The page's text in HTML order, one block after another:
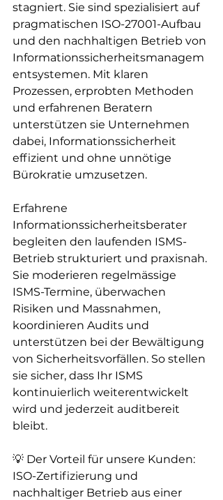
stagniert. Sie sind spezialisiert auf
pragmatischen ISO-27001-Aufbau
und den nachhaltigen Betrieb von
Informationssicherheitsmanagem
entsystemen. Mit klaren
Prozessen, erprobten Methoden
und erfahrenen Beratern
unterstützen sie Unternehmen
dabei, Informationssicherheit
effizient und ohne unnötige
Bürokratie umzusetzen.
Erfahrene
Informationssicherheitsberater
begleiten den laufenden ISMS-
Betrieb strukturiert und praxisnah.
Sie moderieren regelmässige
ISMS-Termine, überwachen
Risiken und Massnahmen,
koordinieren Audits und
unterstützen bei der Bewältigung
von Sicherheitsvorfällen. So stellen
sie sicher, dass Ihr ISMS
kontinuierlich weiterentwickelt
wird und jederzeit auditbereit
bleibt.
💡 Der Vorteil für unsere Kunden:
ISO-Zertifizierung und
nachhaltiger Betrieb aus einer